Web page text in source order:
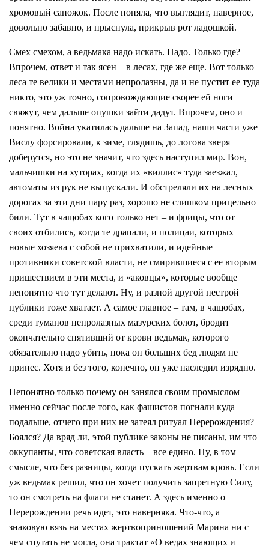
хромовый сапожок. После поняла, что выглядит, наверное,
довольно забавно, и прыснула, прикрыв рот ладошкой.
Смех смехом, а ведьмака надо искать. Надо. Только где?
Впрочем, ответ и так ясен – в лесах, где же еще. Вот только
леса те велики и местами непролазны, да и не пустит ее туда
никто, это уж точно, сопровождающие скорее ей ноги
свяжут, чем дальше опушки зайти дадут. Впрочем, оно и
понятно. Война укатилась дальше на Запад, наши части уже
Вислу форсировали, к зиме, глядишь, до логова зверя
доберутся, но это не значит, что здесь наступил мир. Вон,
мальчишки на хуторах, когда их «виллис» туда заезжал,
автоматы из рук не выпускали. И обстреляли их на лесных
дорогах за эти дни пару раз, хорошо не слишком прицельно
били. Тут в чащобах кого только нет – и фрицы, что от
своих отбились, когда те драпали, и полицаи, которых
новые хозяева с собой не прихватили, и идейные
противники советской власти, не смирившиеся с ее вторым
пришествием в эти места, и «аковцы», которые вообще
непонятно что тут делают. Ну, и разной другой пестрой
публики тоже хватает. А самое главное – там, в чащобах,
среди туманов непролазных мазурских болот, бродит
окончательно спятивший от крови ведьмак, которого
обязательно надо убить, пока он больших бед людям не
принес. Хотя и без того, конечно, он уже наследил изрядно.
Непонятно только почему он занялся своим промыслом
именно сейчас после того, как фашистов погнали куда
подальше, отчего при них не затеял ритуал Перерождения?
Боялся? Да вряд ли, этой публике законы не писаны, им что
оккупанты, что советская власть – все едино. Ну, в том
смысле, что без разницы, когда пускать жертвам кровь. Если
уж ведьмак решил, что он хочет получить запретную Силу,
то он смотреть на флаги не станет. А здесь именно о
Перерождении речь идет, это наверняка. Что-что, а
знаковую вязь на местах жертвоприношений Марина ни с
чем спутать не могла, она трактат «О ведах знающих и